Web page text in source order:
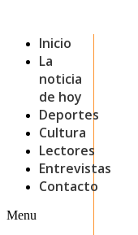
Inicio
La
noticia
de hoy
Deportes
Cultura
Lectores
Entrevistas
Contacto
Menu